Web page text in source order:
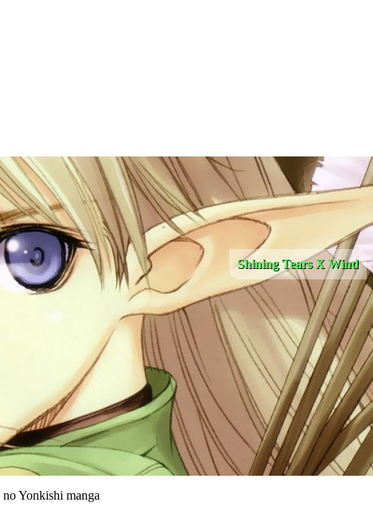
Shining Tears X Wind
Yonkishi manga